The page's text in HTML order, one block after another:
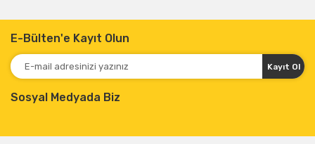
E-Bülten'e Kayıt Olun
Kayıt Ol
Sosyal Medyada Biz